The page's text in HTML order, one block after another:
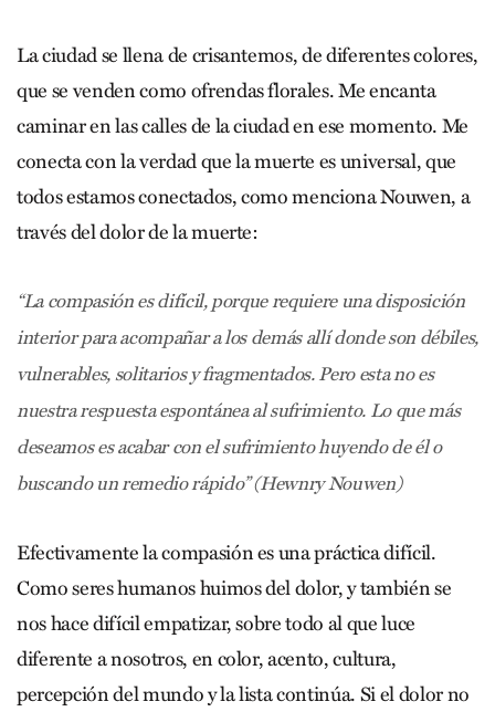
La ciudad se llena de crisantemos, de diferentes colores,
que se venden como ofrendas florales. Me encanta
caminar en las calles de la ciudad en ese momento. Me
conecta con la verdad que la muerte es universal, que
todos estamos conectados, como menciona Nouwen, a
través del dolor de la muerte:
“La compasión es difícil, porque requiere una disposición
interior para acompañar a los demás allí donde son débiles,
vulnerables, solitarios y fragmentados. Pero esta no es
nuestra respuesta espontánea al sufrimiento. Lo que más
deseamos es acabar con el sufrimiento huyendo de él o
buscando un remedio rápido” (Hewnry Nouwen)
Efectivamente la compasión es una práctica difícil.
Como seres humanos huimos del dolor, y también se
nos hace difícil empatizar, sobre todo al que luce
diferente a nosotros, en color, acento, cultura,
percepción del mundo y la lista continúa. Si el dolor no